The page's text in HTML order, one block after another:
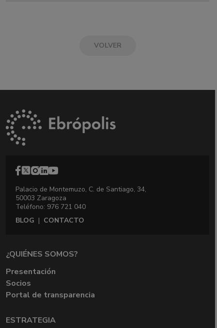
VOLVER
Palacio de Montemuzo, C. de Santiago, 34,
50003 Zaragoza
Teléfono: 976 721 040
BLOG | CONTACTO
¿QUIÉNES SOMOS?
Presentación
Socios
Portal de transparencia
ESTRATEGIA